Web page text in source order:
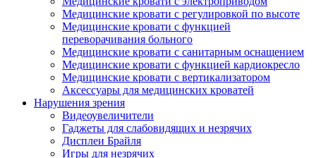
Медицинские кровати с регулировкой по высоте
Медицинские кровати с функцией
переворачивания больного
Медицинские кровати с санитарным оснащением
Медицинские кровати с функцией кардиокресло
Медицинские кровати с вертикализатором
Аксессуары для медицинских кроватей
Нарушения зрения
Видеоувеличители
Гаджеты для слабовидящих и незрячих
Дисплеи Брайля
Игры для незрячих